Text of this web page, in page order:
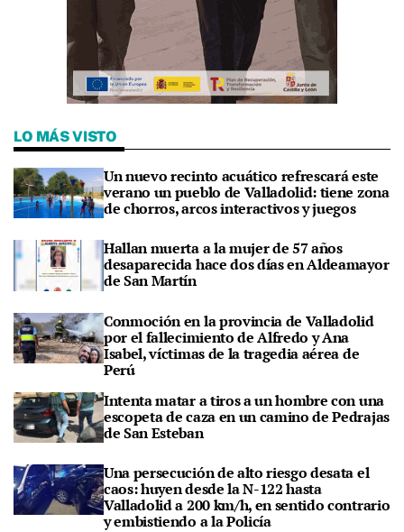
LO MÁS VISTO
Un nuevo recinto acuático refrescará este
verano un pueblo de Valladolid: tiene zona
de chorros, arcos interactivos y juegos
Hallan muerta a la mujer de 57 años
desaparecida hace dos días en Aldeamayor
de San Martín
Conmoción en la provincia de Valladolid
por el fallecimiento de Alfredo y Ana
Isabel, víctimas de la tragedia aérea de
Perú
Intenta matar a tiros a un hombre con una
escopeta de caza en un camino de Pedrajas
de San Esteban
Una persecución de alto riesgo desata el
caos: huyen desde la N-122 hasta
Valladolid a 200 km/h, en sentido contrario
y embistiendo a la Policía